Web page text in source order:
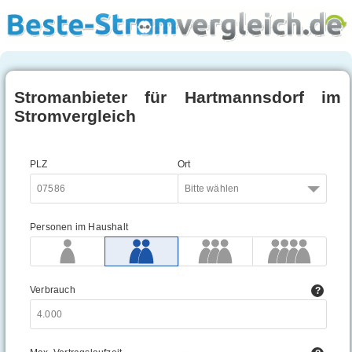
Stromanbieter für Hartmannsdorf im
Stromvergleich